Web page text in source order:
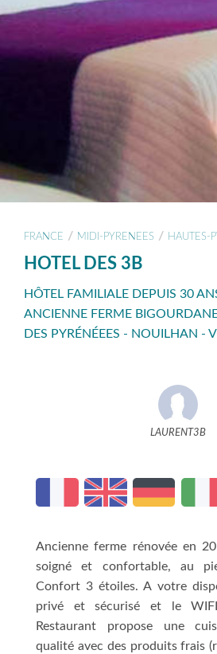
FRANCE / MIDI-PYRENEES / HAUTES-
HOTEL DES 3B
HÔTEL FAMILIALE DEPUIS 30
ANCIENNE FERME
DES PYRÉNÉEES - NOUILHAN -
LAURENT3B
Ancienne ferme rénovée en
soigné et confortable, au
Confort 3 étoiles. A votre
privé et sécurisé et le
Restaurant propose une
qualité avec des produits frais